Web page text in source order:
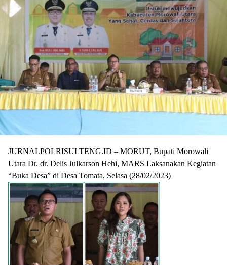
JURNALPOLRISULTENG.ID – MORUT, Bupati Morowali
Utara Dr. dr. Delis Julkarson Hehi, MARS Laksanakan Kegiatan
“Buka Desa” di Desa Tomata, Selasa (28/02/2023)